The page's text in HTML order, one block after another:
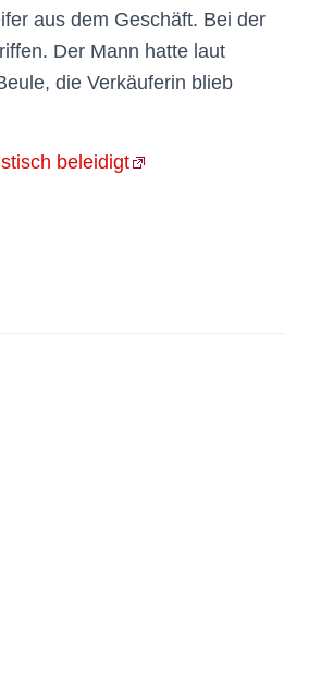
aus dem Geschäft. Bei der
Der Mann hatte laut
die Verkäuferin blieb
beleidigt